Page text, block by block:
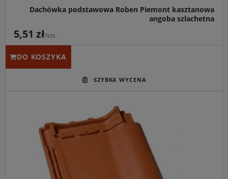
Dachówka podstawowa Roben Piemont kasztanowa
angoba szlachetna
5,51 zł/szt.
DO KOSZYKA
Główne przeznaczenie:
Pokrycie dachów spadzistych o
kącie nachylenia od 22°, idealne zarówno dla
nowoczesnego budownictwa, jak i renowacji obiektów
zabytkowych.